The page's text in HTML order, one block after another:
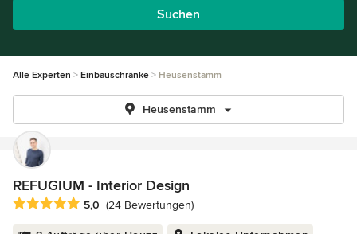
Suchen
Alle Experten Einbauschränke Heusenstamm
Heusenstamm
REFUGIUM - Interior Design
Durchschnittliche Bewertung: 5 von 5 Sternen
5,0 (24 Bewertungen)